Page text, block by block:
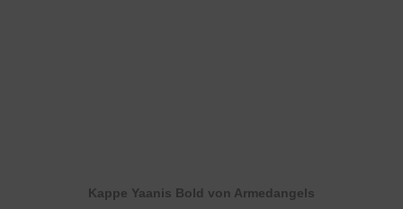
Kappe Yaanis Bold von Armedangels